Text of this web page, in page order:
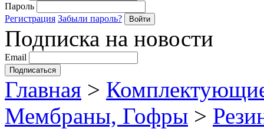
Пароль
Регистрация Забыли пароль?
Подписка на новости
Email
Главная >
Мембраны, Гофры >